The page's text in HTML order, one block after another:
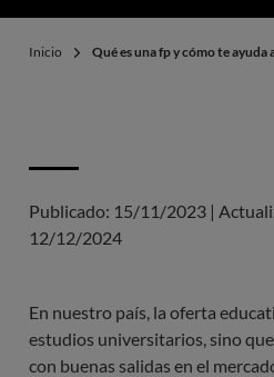
Inicio Qué es una fp y cómo te ayuda
Publicado: 15/11/2023 |
12/12/2024
En nuestro país, la oferta
estudios universitarios, sino
con buenas salidas en el